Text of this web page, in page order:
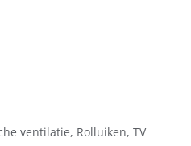
ventilatie, Rolluiken, TV